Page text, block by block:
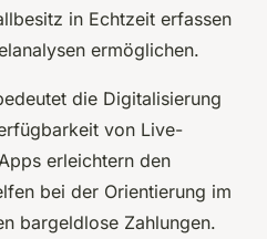
in Echtzeit erfassen
ermöglichen.
die Digitalisierung
von Live-
erleichtern den
bei der Orientierung im
bargeldlose Zahlungen.